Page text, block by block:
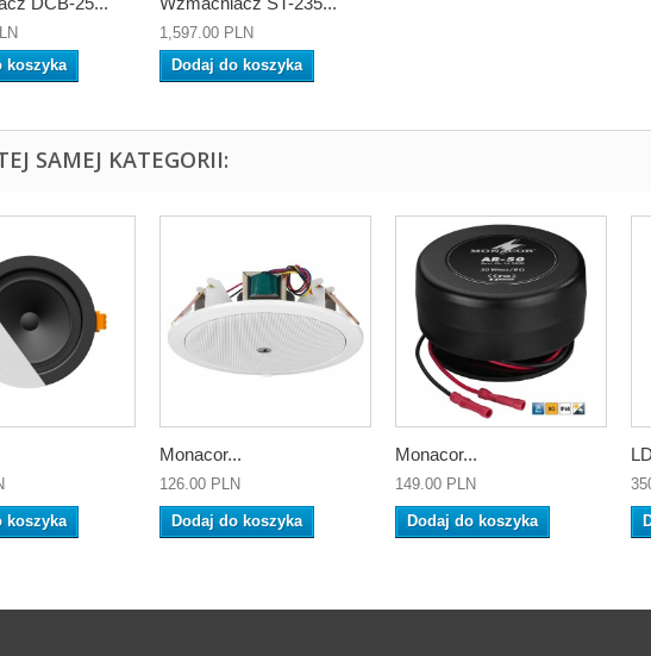
koszyka
1,597.00 PLN
Dodaj do koszyka
SAMEJ KATEGORII:
koszyka
Monacor...
126.00 PLN
Dodaj do koszyka
Monacor...
149.00 PLN
Dodaj do koszyka